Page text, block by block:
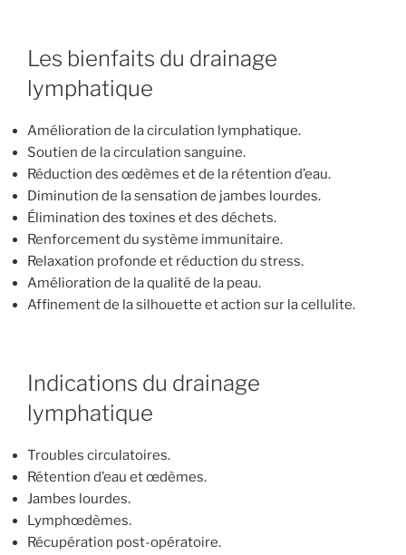
Les bienfaits du drainage
lymphatique
Amélioration de la circulation lymphatique.
Soutien de la circulation sanguine.
Réduction des œdèmes et de la rétention d’eau.
Diminution de la sensation de jambes lourdes.
Élimination des toxines et des déchets.
Renforcement du système immunitaire.
Relaxation profonde et réduction du stress.
Amélioration de la qualité de la peau.
Affinement de la silhouette et action sur la cellulite.
Indications du drainage
lymphatique
Troubles circulatoires.
Rétention d’eau et œdèmes.
Jambes lourdes.
Lymphœdèmes.
Récupération post-opératoire.